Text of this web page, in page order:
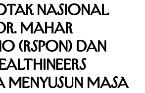
Nasional
Mahar
dan
Menyusun Masa